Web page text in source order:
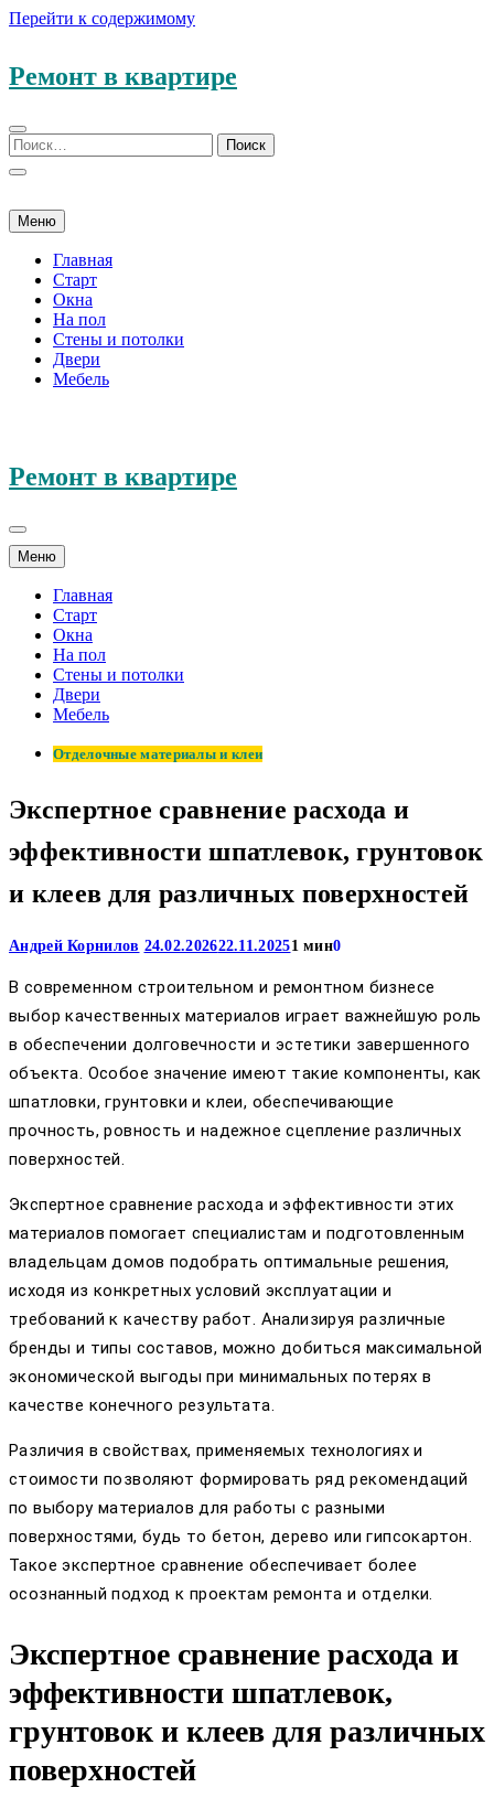
Перейти к содержимому
Ремонт в квартире
Меню
Главная
Старт
Окна
На пол
Стены и потолки
Двери
Мебель
Ремонт в квартире
Меню
Главная
Старт
Окна
На пол
Стены и потолки
Двери
Мебель
Отделочные материалы и клеи
Экспертное сравнение расхода и
эффективности шпатлевок, грунтовок
и клеев для различных поверхностей
Андрей Корнилов 24.02.202622.11.20251 мин0
В современном строительном и ремонтном бизнесе
выбор качественных материалов играет важнейшую роль
в обеспечении долговечности и эстетики завершенного
объекта. Особое значение имеют такие компоненты, как
шпатловки, грунтовки и клеи, обеспечивающие
прочность, ровность и надежное сцепление различных
поверхностей.
Экспертное сравнение расхода и эффективности этих
материалов помогает специалистам и подготовленным
владельцам домов подобрать оптимальные решения,
исходя из конкретных условий эксплуатации и
требований к качеству работ. Анализируя различные
бренды и типы составов, можно добиться максимальной
экономической выгоды при минимальных потерях в
качестве конечного результата.
Различия в свойствах, применяемых технологиях и
стоимости позволяют формировать ряд рекомендаций
по выбору материалов для работы с разными
поверхностями, будь то бетон, дерево или гипсокартон.
Такое экспертное сравнение обеспечивает более
осознанный подход к проектам ремонта и отделки.
Экспертное сравнение расхода и
эффективности шпатлевок,
грунтовок и клеев для различных
поверхностей